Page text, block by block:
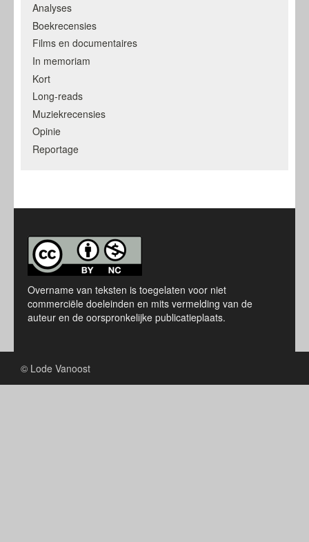
Analyses
Boekrecensies
Films en documentaires
In memoriam
Kort
Long-reads
Muziekrecensies
Opinie
Reportage
Overname van teksten is toegelaten voor niet
commerciële doeleinden en mits vermelding van de
auteur en de oorspronkelijke publicatieplaats.
© Lode Vanoost